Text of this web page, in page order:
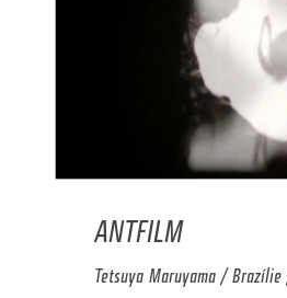
ANTFILM
Tetsuya Maruyama /